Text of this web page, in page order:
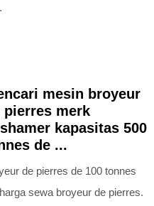
mesin broyeur
pierres merk
kapasitas 500
de ...
de pierres de 100 tonnes
sewa broyeur de pierres.